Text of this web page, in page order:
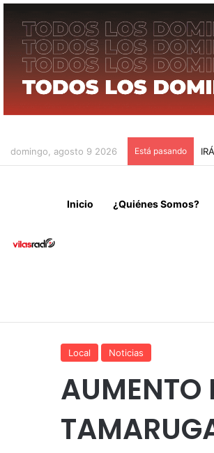
domingo, agosto 9 2026 Está pasando
Inicio ¿Quiénes Somos?
Local Noticias
AUMENTO